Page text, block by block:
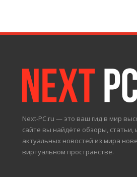
Next-PC.ru — это ваш гид в мир
сайте вы найдёте обзоры, статьи,
актуальных новостей из мира
виртуальном пространстве.